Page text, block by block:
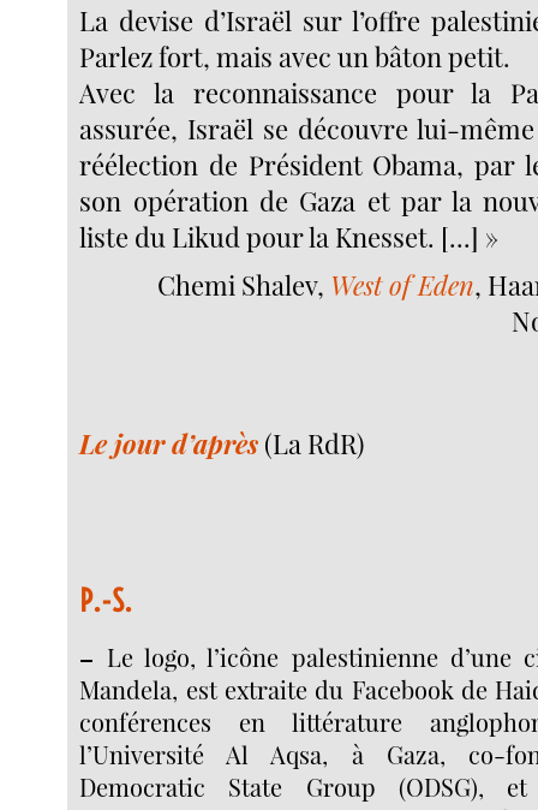
La devise d’Israël sur l’offre
Parlez fort, mais avec un bâton petit.
Avec la reconnaissance pour la
assurée, Israël se découvre lui-
réélection de Président Obama, par
son opération de Gaza et par la
liste du Likud pour la Knesset. [...] »
Chemi Shalev, West of Eden,
Le jour d’après (La RdR)
P.-S.
– Le logo, l’icône palestinienne d’une
Mandela, est extraite du Facebook de
conférences en littérature
l’Université Al Aqsa, à Gaza, co-
Democratic State Group (ODSG),